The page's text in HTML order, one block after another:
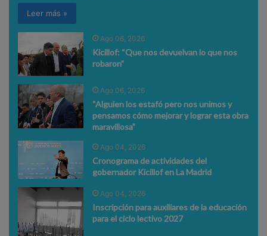
Leer más »
Ago 06, 2026
Kicillof: “Que nos devuelvan lo que nos
robaron”
Ago 06, 2026
“Alguien los estafó pero nos unimos y
pensamos cómo mejorar y lograr esta obra
maravillosa”
Ago 04, 2026
Cronograma de actividades del
gobernador Kicillof en La Madrid
Ago 04, 2026
Inscripción para auxiliares de la educación
para el ciclo lectivo 2027